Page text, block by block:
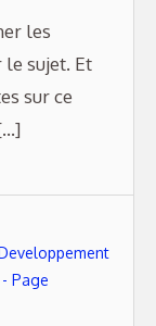
les
le sujet. Et
sur ce
- Page